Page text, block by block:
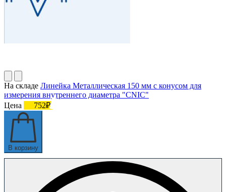
На складе Линейка Металлическая 150 мм с конусом для
измерения внутреннего диаметра "CNIC"
Цена
752₽
В корзину